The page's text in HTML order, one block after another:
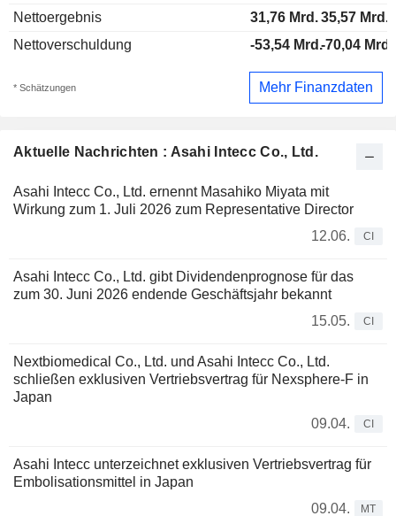
Aktuelle Nachrichten : Asahi Intecc Co., Ltd.
Asahi Intecc Co., Ltd. ernennt Masahiko Miyata mit
Wirkung zum 1. Juli 2026 zum Representative Director
12.06.
CI
Asahi Intecc Co., Ltd. gibt Dividendenprognose für das
zum 30. Juni 2026 endende Geschäftsjahr bekannt
15.05.
CI
Nextbiomedical Co., Ltd. und Asahi Intecc Co., Ltd.
schließen exklusiven Vertriebsvertrag für Nexsphere-F in
Japan
09.04.
CI
Asahi Intecc unterzeichnet exklusiven Vertriebsvertrag für
Embolisationsmittel in Japan
09.04.
MT
Nettoergebnis
31,76 Mrd.35,57 Mrd.
Nettoverschuldung
-53,54 Mrd.-70,04 Mrd.
* Schätzungen Mehr Finanzdaten